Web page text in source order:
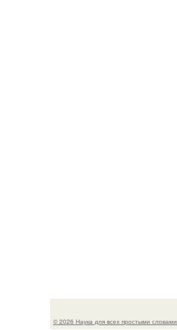
© 2026 Наука для всех простыми словами